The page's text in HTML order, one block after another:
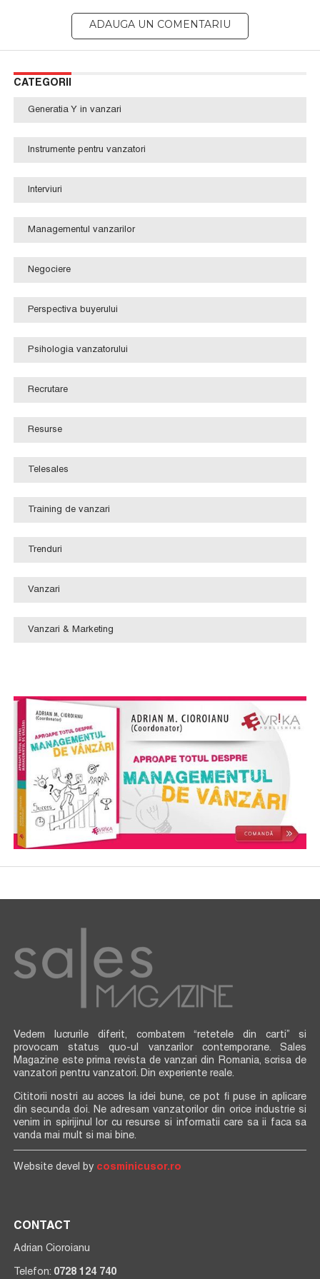
CATEGORII
Generatia Y in vanzari
Instrumente pentru vanzatori
Interviuri
Managementul vanzarilor
Negociere
Perspectiva buyerului
Psihologia vanzatorului
Recrutare
Resurse
Telesales
Training de vanzari
Trenduri
Vanzari
Vanzari & Marketing
Vedem lucrurile diferit, combatem “retetele din carti” si
provocam status quo-ul vanzarilor contemporane. Sales
Magazine este prima revista de vanzari din Romania, scrisa de
vanzatori pentru vanzatori. Din experiente reale.
Cititorii nostri au acces la idei bune, ce pot fi puse in aplicare
din secunda doi. Ne adresam vanzatorilor din orice industrie si
venim in spirijinul lor cu resurse si informatii care sa ii faca sa
vanda mai mult si mai bine.
Website devel by cosminicusor.ro
CONTACT
Adrian Cioroianu
Telefon: 0728 124 740